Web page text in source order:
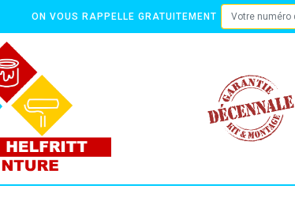
ON VOUS RAPPELLE GRATUITEMENT